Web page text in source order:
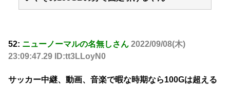
52: ニューノーマルの名無しさん 2022/09/08(木)
23:09:47.29 ID:tt3LLoyN0
サッカー中継、動画、音楽で暇な時期なら100Gは超える